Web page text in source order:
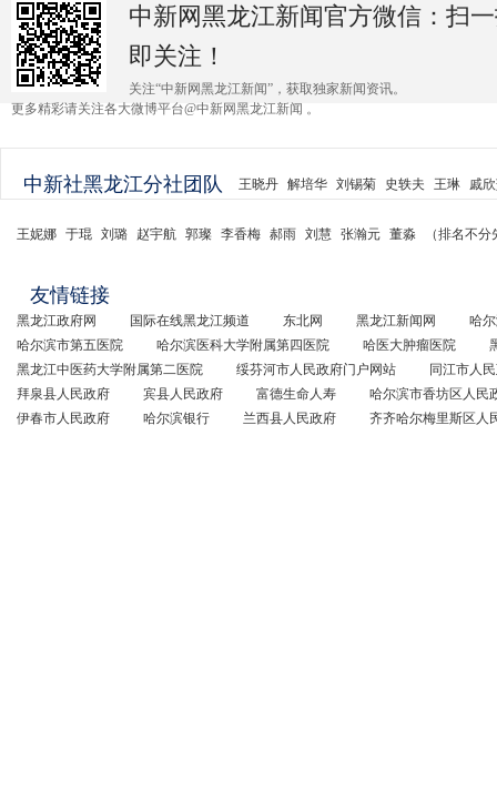
中新网黑龙江新闻官方微信：扫
即关注！
关注“中新网黑龙江新闻”，获取独家新闻资讯。
更多精彩请关注各大微博平台@中新网黑龙江新闻 。
中新社黑龙江分社团队 王晓丹 解培华 刘锡菊 史轶夫 王琳 戚
王妮娜 于琨 刘璐 赵宇航 郭璨 李香梅 郝雨 刘慧 张瀚元 董淼 （排名不
友情链接
黑龙江政府网 国际在线黑龙江频道 东北网 黑龙江新闻网
哈
哈尔滨市第五医院
哈尔滨医科大学附属第四医院 哈医大肿瘤医院
黑龙江中医药大学附属第二医院
绥芬河市人民政府门户网站
同江市人
拜泉县人民政府
宾县人民政府 富德生命人寿
哈尔滨市香坊区人民
伊春市人民政府
哈尔滨银行 兰西县人民政府 齐齐哈尔梅里斯区人